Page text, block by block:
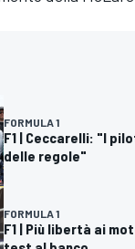
FORMULA 1
F1 | Ceccarelli: "I
delle regole"
FORMULA 1
F1 | Più libertà ai